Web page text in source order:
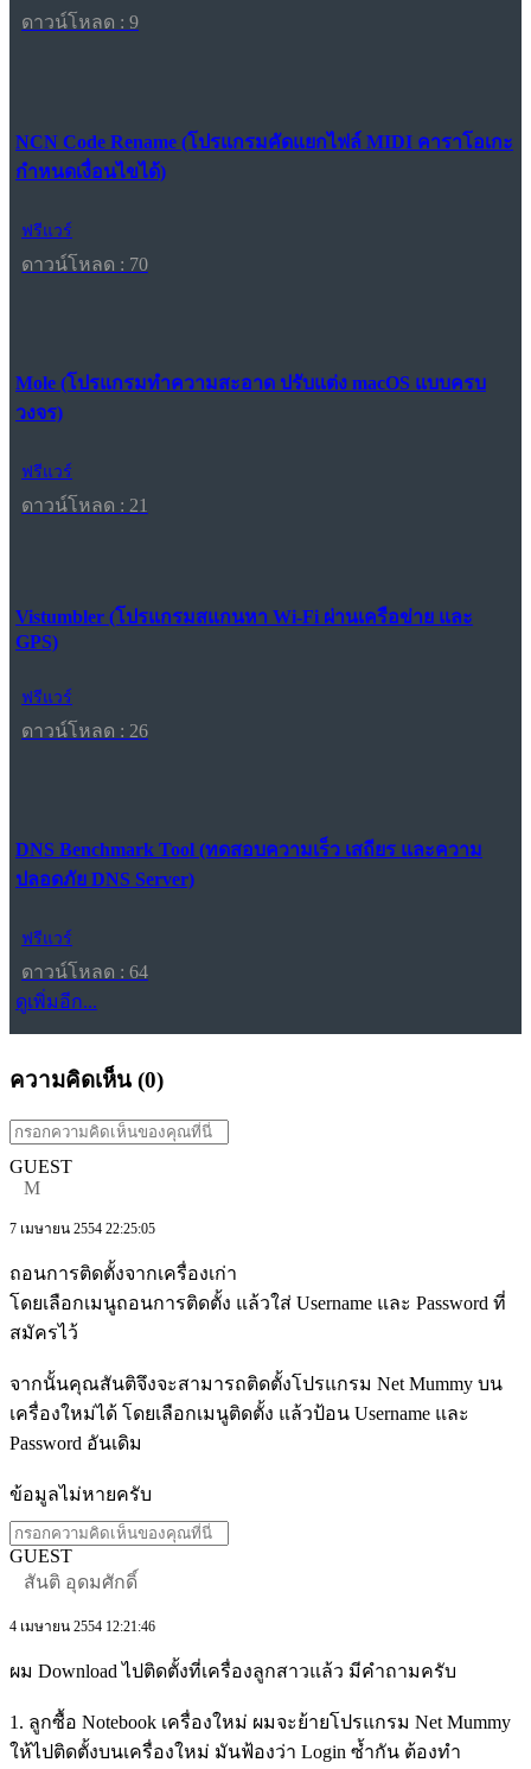
ดาวน์โหลด : 9
NCN Code Rename (โปรแกรมคัดแยกไฟล์ MIDI คาราโอเกะ
กำหนดเงื่อนไขได้)
ฟรีแวร์
ดาวน์โหลด : 70
Mole (โปรแกรมทำความสะอาด ปรับแต่ง macOS แบบครบ
วงจร)
ฟรีแวร์
ดาวน์โหลด : 21
Vistumbler (โปรแกรมสแกนหา Wi-Fi ผ่านเครือข่าย และ
GPS)
ฟรีแวร์
ดาวน์โหลด : 26
DNS Benchmark Tool (ทดสอบความเร็ว เสถียร และความ
ปลอดภัย DNS Server)
ฟรีแวร์
ดาวน์โหลด : 64
ดูเพิ่มอีก...
ความคิดเห็น (0)
GUEST
M
7 เมษายน 2554 22:25:05
ถอนการติดตั้งจากเครื่องเก่า
โดยเลือกเมนูถอนการติดตั้ง แล้วใส่ Username และ Password ที่
สมัครไว้
จากนั้นคุณสันติจึงจะสามารถติดตั้งโปรแกรม Net Mummy บน
เครื่องใหม่ได้ โดยเลือกเมนูติดตั้ง แล้วป้อน Username และ
Password อันเดิม
ข้อมูลไม่หายครับ
GUEST
สันติ อุดมศักดิ์
4 เมษายน 2554 12:21:46
ผม Download ไปติดตั้งที่เครื่องลูกสาวแล้ว มีคำถามครับ
1. ลูกซื้อ Notebook เครื่องใหม่ ผมจะย้ายโปรแกรม Net Mummy
ให้ไปติดตั้งบนเครื่องใหม่ มันฟ้องว่า Login ซ้ำกัน ต้องทำ